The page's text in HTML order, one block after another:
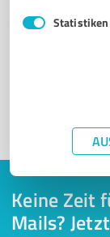
Statistiken
Sie
Keine Zeit
Mails?